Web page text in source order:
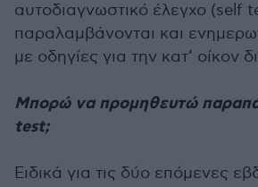
αυτοδιαγνωστικό έλεγχο (self
παραλαμβάνονται και
με οδηγίες για την κατ’ οίκον
Μπορώ να προμηθευτώ
test;
Ειδικά για τις δύο επόμενες